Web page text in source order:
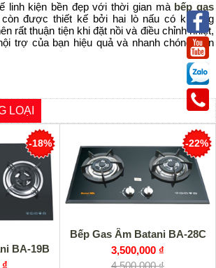
linh kiện bền đẹp với thời gian mà bếp gas
òn được thiết kế bởi hai lò nấu có khoảng
rất thuận tiệnkhi đặt nồi và điều chỉnh nhiệt,
trợ của bạn hiệu quả và nhanh chóng hơn
LOẠI
BA-19B
-18%
Bếp Gas Âm Batani BA-28C
3,500,000 ₫
4,500,000 ₫
-22%